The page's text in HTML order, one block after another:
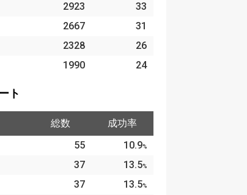
2923 33
2667 31
2328 26
1990 24
ト
総数 成功率
55 10.9%
37 13.5%
37 13.5%